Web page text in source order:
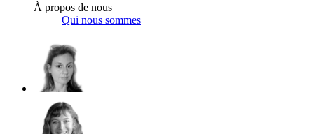
À propos de nous
Qui nous sommes